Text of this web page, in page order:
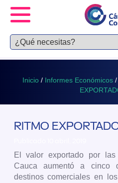
Inicio / Informes Económicos /
RITMO
El valor exportado por
Cauca aumentó a cinco
destinos comerciales en